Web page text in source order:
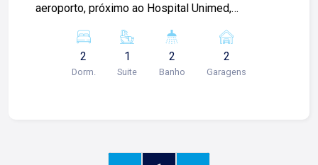
aeroporto, próximo ao Hospital Unimed,
da Gula, Cenourão, Sorveteria Borelli, escolas,
restaurantes, lojas e comércio em geral.
Apartamento com: -02 quartos sendo 01 suíte;
Piscina adulto e infantl; -Salão de festas; -Salão
2
Dorm.
1
Suite
2
Banho
2
Garagens